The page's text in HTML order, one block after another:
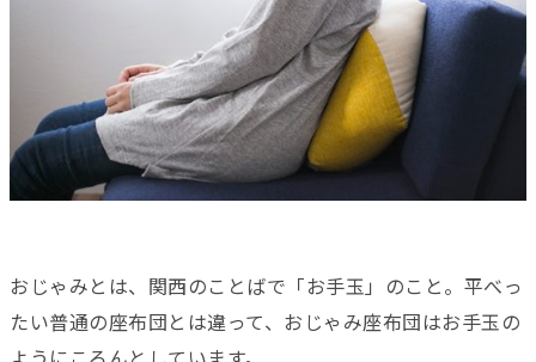
おじゃみとは、関西のことばで「お手玉」のこと。平べっ
たい普通の座布団とは違って、おじゃみ座布団はお手玉の